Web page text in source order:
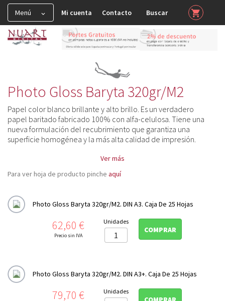
Menú  Mi cuenta Contacto shopping_cart

Buscar
HAHNEMUHLE
FineArt Matt-Smooth
FineArt Matt-Textured
FineArt Matt Deckle Edge (Papel con Barbas)
Fine Art Natural Line
Fine Art Canvas
FineArt Premium Edition
Photo Matt Fibre Duo 210 gr/m2
Photo Glossy 260gr/m2
Photo Luster 260gr/m2
Photo Gloss Baryta 320gr/m2
Papel color blanco brillante y alto brillo. Es un verdadero
papel baritado fabricado 100% con alfa-celulosa. Tiene una
nueva formulación del recubrimiento que garantiza una
superficie homogénea y la más alta calidad de impresión.
Ver más
Para ver hoja de producto pinche aquí
Photo Gloss Baryta 320gr/m2. DIN A3. Caja De 25 Hojas
Precio
62,60 €
Precio sin IVA
Unidades
COMPRAR
Photo Gloss Baryta 320gr/m2. DIN A3+. Caja De 25 Hojas
Precio
79,70 € Unidades